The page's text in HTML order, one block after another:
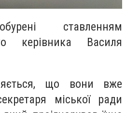
ставленням
керівника Василя
що вони вже
міської ради